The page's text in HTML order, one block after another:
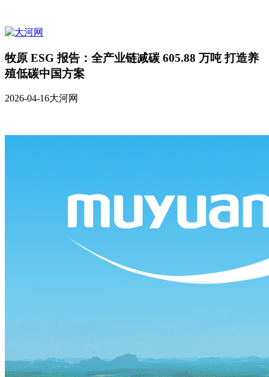
牧原 ESG 报告：全产业链减碳 605.88 万吨 打造养
殖低碳中国方案
2026-04-16大河网